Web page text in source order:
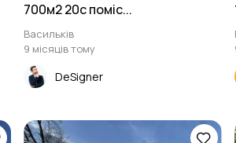
700м2 20с поміс...
Васильків
9 місяців тому
DeSigner